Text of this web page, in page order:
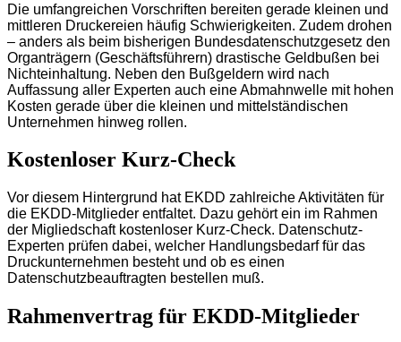
Die umfangreichen Vorschriften bereiten gerade kleinen und
mittleren Druckereien häufig Schwierigkeiten. Zudem drohen
– anders als beim bisherigen Bundesdatenschutzgesetz den
Organträgern (Geschäftsführern) drastische Geldbußen bei
Nichteinhaltung. Neben den Bußgeldern wird nach
Auffassung aller Experten auch eine Abmahnwelle mit hohen
Kosten gerade über die kleinen und mittelständischen
Unternehmen hinweg rollen.
Kostenloser Kurz-Check
Vor diesem Hintergrund hat EKDD zahlreiche Aktivitäten für
die EKDD-Mitglieder entfaltet. Dazu gehört ein im Rahmen
der Migliedschaft kostenloser Kurz-Check. Datenschutz-
Experten prüfen dabei, welcher Handlungsbedarf für das
Druckunternehmen besteht und ob es einen
Datenschutzbeauftragten bestellen muß.
Rahmenvertrag für EKDD-Mitglieder